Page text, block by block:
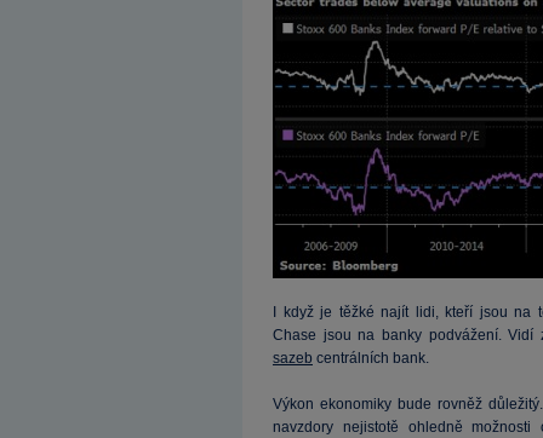
I když je těžké najít lidi, kteří jsou na
Chase jsou na banky podvážení. Vidí
sazeb centrálních bank.
Výkon ekonomiky bude rovněž
navzdory nejistotě ohledně